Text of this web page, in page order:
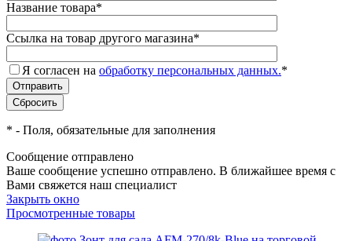
Название товара*
Ссылка на товар другого магазина*
Я согласен на обработку персональных данных.*
* - Поля, обязательные для заполнения
Сообщение отправлено
Ваше сообщение успешно отправлено. В ближайшее время с
Вами свяжется наш специалист
Закрыть окно
Просмотренные товары